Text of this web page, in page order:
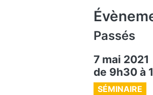
Passés
7 mai 2021
de 9h30 à
SÉMINAIRE